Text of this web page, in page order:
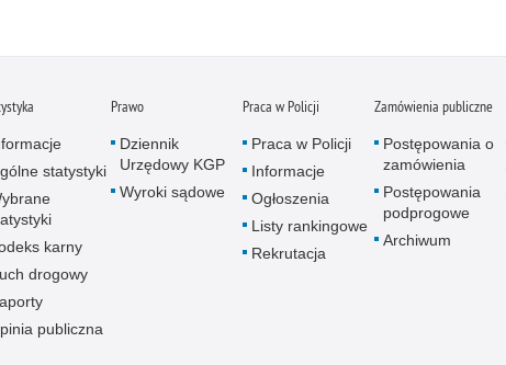
statystyki
karny
drogowy
publiczna
Prawo
Dziennik
Urzędowy KGP
Wyroki sądowe
Praca w Policji
Praca w Policji
Informacje
Ogłoszenia
Listy rankingowe
Rekrutacja
Zamówienia publiczne
Postępowania o
zamówienia
Postępowania
podprogowe
Archiwum